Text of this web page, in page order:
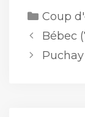
Coup
Bébec